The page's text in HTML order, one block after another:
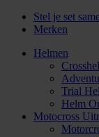
Stel je set
Merken
Helmen
Trial
Helm
Motocross